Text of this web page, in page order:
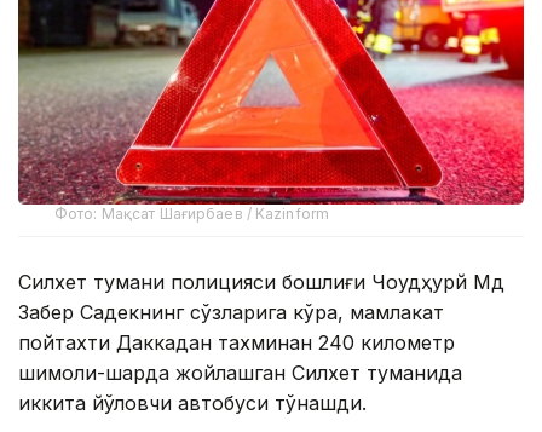
Фото: Мақсат Шағирбаев / Kazinform
Силхет тумани полицияси бошлиғи Чоудҳурй Мд
Забер Садекнинг сўзларига кўра, мамлакат
пойтахти Даккадан тахминан 240 километр
шимоли-шарқда жойлашган Силхет туманида
иккита йўловчи автобуси тўқнашди.